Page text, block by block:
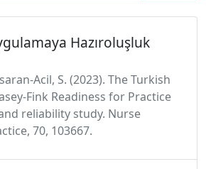
Hazıroluşluk
Acil, S. (2023). The Turkish
Fink Readiness for Practice
reliability study. Nurse
70, 103667.